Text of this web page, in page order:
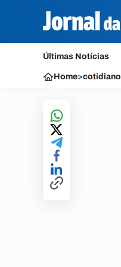
Últimas Notícias
Home>cotidiano